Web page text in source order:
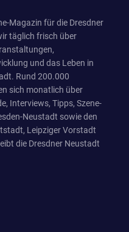
Magazin für die Dresdner
täglich frisch über
und das Leben in
Rund 200.000
sich monatlich über
Interviews, Tipps, Szene-
Neustadt sowie den
Leipziger Vorstadt
die Dresdner Neustadt